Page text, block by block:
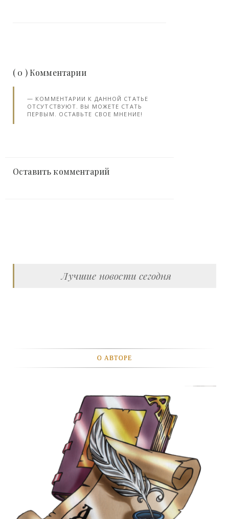
( 0 ) Комментарии
КОММЕНТАРИИ К ДАННОЙ СТАТЬЕ
ОТСУТСТВУЮТ. ВЫ МОЖЕТЕ СТАТЬ
ПЕРВЫМ. ОСТАВЬТЕ СВОЕ МНЕНИЕ!
Оставить комментарий
Лучшие новости сегодня
О АВТОРЕ